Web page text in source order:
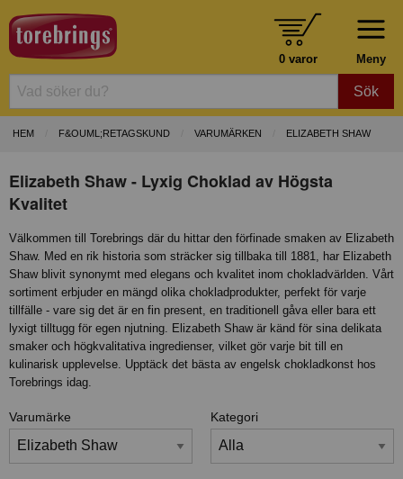
Meny
0 varor
Sök
HEM F&OUML;RETAGSKUND VARUMÄRKEN ELIZABETH SHAW
Elizabeth Shaw - Lyxig Choklad av Högsta
Kvalitet
Välkommen till Torebrings där du hittar den förfinade smaken av Elizabeth
Shaw. Med en rik historia som sträcker sig tillbaka till 1881, har Elizabeth
Shaw blivit synonymt med elegans och kvalitet inom chokladvärlden. Vårt
sortiment erbjuder en mängd olika chokladprodukter, perfekt för varje
tillfälle - vare sig det är en fin present, en traditionell gåva eller bara ett
lyxigt tilltugg för egen njutning. Elizabeth Shaw är känd för sina delikata
smaker och högkvalitativa ingredienser, vilket gör varje bit till en
kulinarisk upplevelse. Upptäck det bästa av engelsk chokladkonst hos
Torebrings idag.
Varumärke Kategori